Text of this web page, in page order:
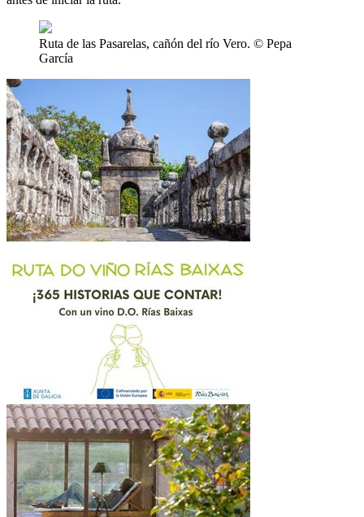
Ruta de las Pasarelas, cañón del río Vero. © Pepa
García